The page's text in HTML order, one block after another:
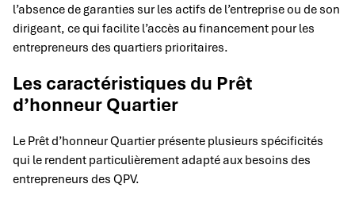
l’absence de garanties sur les actifs de l’entreprise ou de son
dirigeant, ce qui facilite l’accès au financement pour les
entrepreneurs des quartiers prioritaires.
Les caractéristiques du Prêt
d’honneur Quartier
Le Prêt d’honneur Quartier présente plusieurs spécificités
qui le rendent particulièrement adapté aux besoins des
entrepreneurs des QPV.